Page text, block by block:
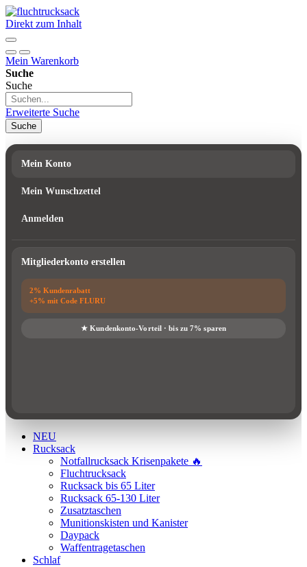
Direkt zum Inhalt
Mein Warenkorb
Suche
Suche
Erweiterte Suche
Suche
Mein Konto
Mein Wunschzettel
Anmelden
Mitgliederkonto erstellen
NEU
Rucksack
Notfallrucksack Krisenpakete 🔥
Fluchtrucksack
Rucksack bis 65 Liter
Rucksack 65-130 Liter
Zusatztaschen
Munitionskisten und Kanister
Daypack
Waffentragetaschen
Schlaf